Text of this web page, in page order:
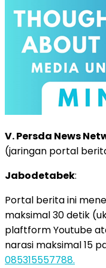
V. Persda News
(jaringan portal
Jabodetabek:
Portal berita ini
maksimal 30 detik
plaftform Youtube
narasi maksimal 15
085315557788.